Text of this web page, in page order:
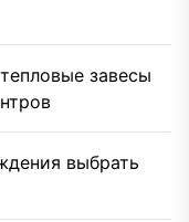
завесы
выбрать